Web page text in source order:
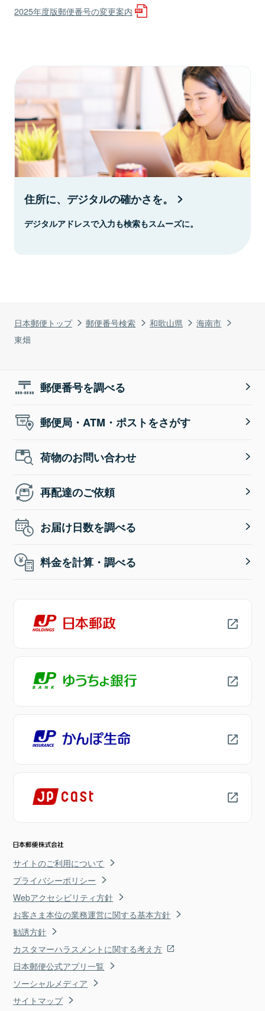
日本郵便トップ 郵便番号検索 和歌山県
海南市
東畑
2025年度版郵便番号の変更案内
住所に、デジタルの確かさを。
デジタルアドレスで入力も検索もスムーズに。
郵便番号を調べる
郵便局・ATM・ポストをさがす
荷物のお問い合わせ
再配達のご依頼
お届け日数を調べる
料金を計算・調べる
サイトのご利用について
プライバシーポリシー
Webアクセシビリティ方針
お客さま本位の業務運営に関する基本方針
勧誘方針
カスタマーハラスメントに関する考え方
日本郵便公式アプリ一覧
ソーシャルメディア
サイトマップ